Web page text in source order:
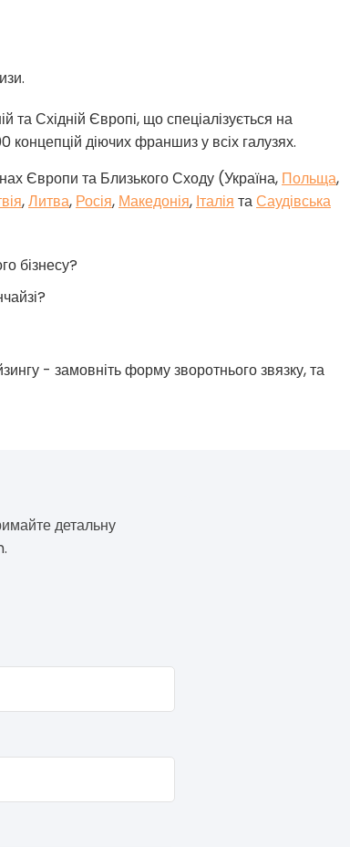
Східній Європі, що спеціалізується на
діючих франшиз у всіх галузях.
Європи та Близького Сходу (Україна, Польща,
,Литва, Росія, Македонія, Італія таСаудівська
бізнесу?
- замовніть форму зворотнього звязку, та
детальну